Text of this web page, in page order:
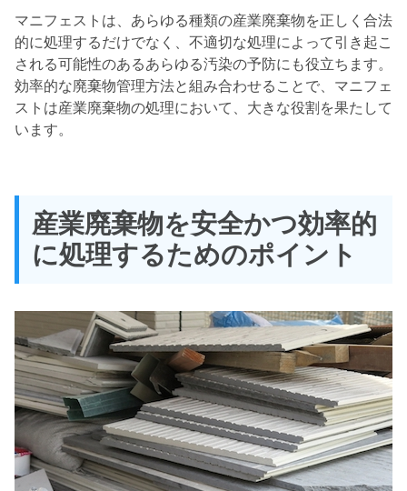
マニフェストは、あらゆる種類の産業廃棄物を正しく合法
的に処理するだけでなく、不適切な処理によって引き起こ
される可能性のあるあらゆる汚染の予防にも役立ちます。
効率的な廃棄物管理方法と組み合わせることで、マニフェ
ストは産業廃棄物の処理において、大きな役割を果たして
います。
産業廃棄物を安全かつ効率的
に処理するためのポイント